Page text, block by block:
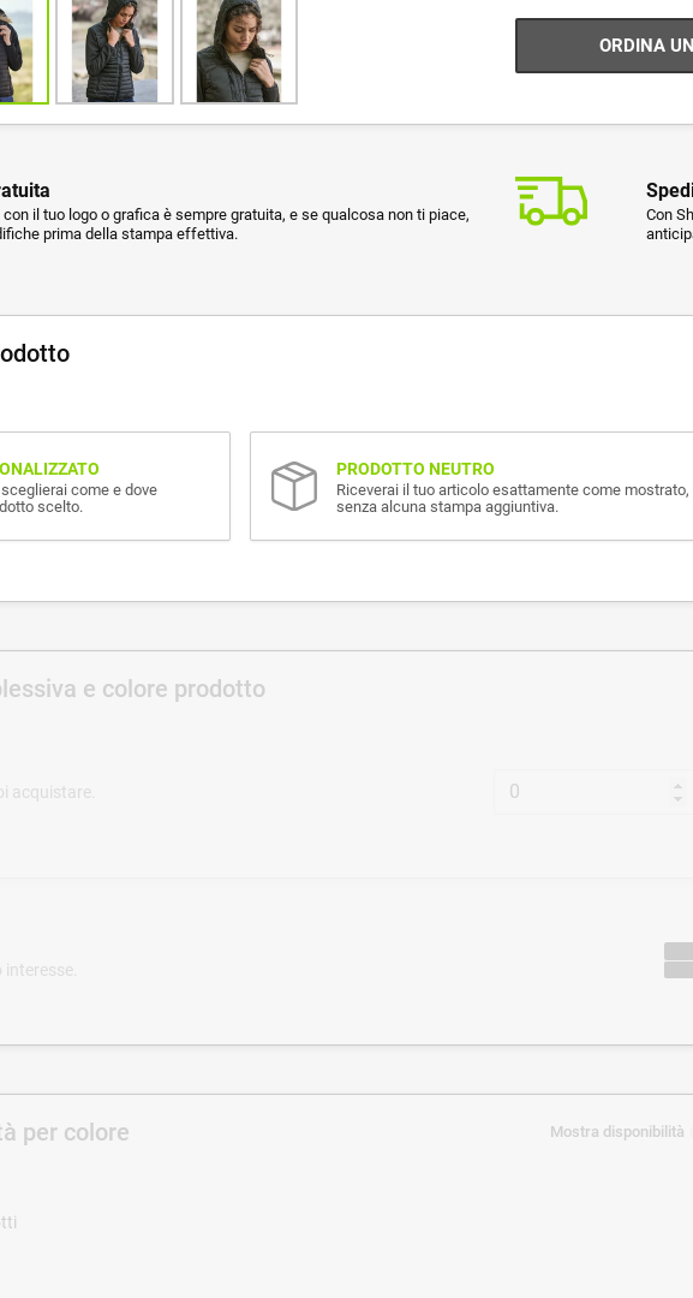
ORDINA
il tuo logo o grafica è sempre gratuita, e se qualcosa non ti piace,
prima della stampa effettiva.
Con
come e dove
scelto.
PRODOTTO NEUTRO
Riceverai il tuo articolo esattamente come mostrato,
senza alcuna stampa aggiuntiva.
e colore prodotto
acquistare.
per colore Mostra disponibilità